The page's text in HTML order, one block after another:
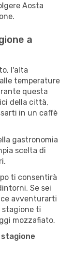
Aosta
a
l'alta
temperature
questa
della città,
in un caffè
gastronomia
scelta di
ti consentirà
Se sei
avventurarti
stagione ti
mozzafiato.